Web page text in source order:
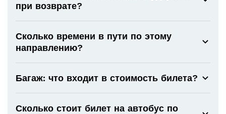
при возврате?
Сколько времени в пути по этому
направлению?
Багаж: что входит в стоимость билета?
Сколько стоит билет на автобус по